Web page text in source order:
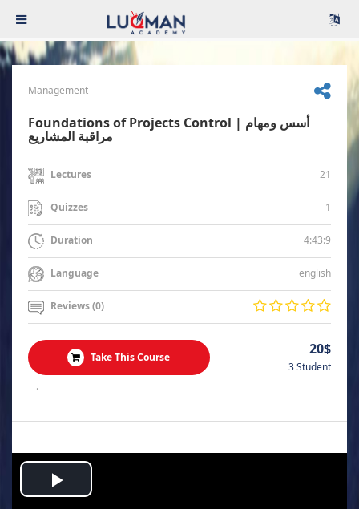
Management
Foundations of Projects Control | أسس ومهام
مراقبة المشاريع
Lectures 21
Quizzes 1
Duration 4:43:9
Language english
Reviews (0)
Take This Course 20$
3 Student
.
Play